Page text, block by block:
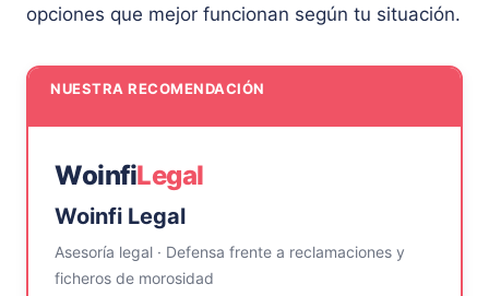
opciones que mejor funcionan según tu situación.
NUESTRA RECOMENDACIÓN
WoinfiLegal
Woinfi Legal
Asesoría legal · Defensa frente a reclamaciones y
ficheros de morosidad